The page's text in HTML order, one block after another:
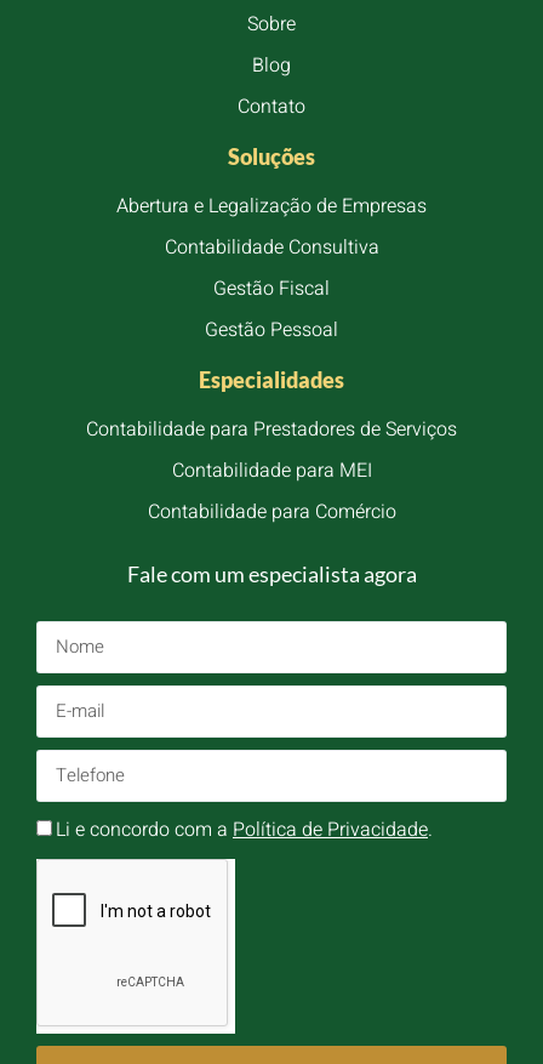
Sobre
Blog
Contato
Soluções
Abertura e Legalização de Empresas
Contabilidade Consultiva
Gestão Fiscal
Gestão Pessoal
Especialidades
Contabilidade para Prestadores de Serviços
Contabilidade para MEI
Contabilidade para Comércio
Fale com um especialista agora
Li e concordo com a Política de Privacidade.